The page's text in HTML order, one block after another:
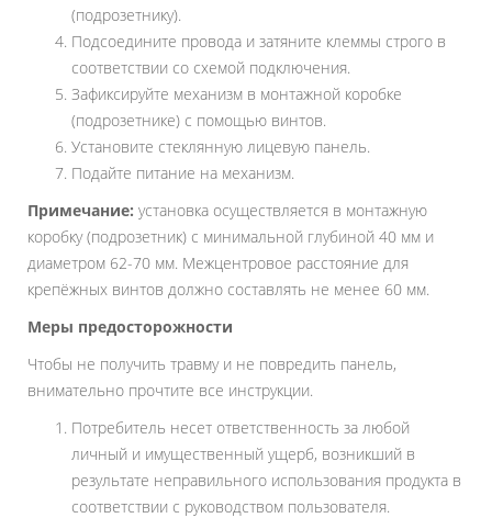
(подрозетнику).
Подсоедините провода и затяните клеммы строго в
соответствии со схемой подключения.
Зафиксируйте механизм в монтажной коробке
(подрозетнике) с помощью винтов.
Установите стеклянную лицевую панель.
Подайте питание на механизм.
Примечание: установка осуществляется в монтажную
коробку (подрозетник) с минимальной глубиной 40 мм и
диаметром 62-70 мм. Межцентровое расстояние для
крепёжных винтов должно составлять не менее 60 мм.
Меры предосторожности
Чтобы не получить травму и не повредить панель,
внимательно прочтите все инструкции.
Потребитель несет ответственность за любой
личный и имущественный ущерб, возникший в
результате неправильного использования продукта в
соответствии с руководством пользователя.